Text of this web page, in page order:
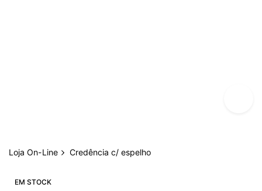
Loja On-Line Credência c/ espelho
EM STOCK